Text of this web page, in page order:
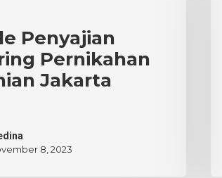
Penyajian
Pernikahan
Jakarta
8, 2023